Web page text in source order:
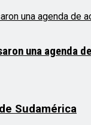
una agenda
Sudamérica